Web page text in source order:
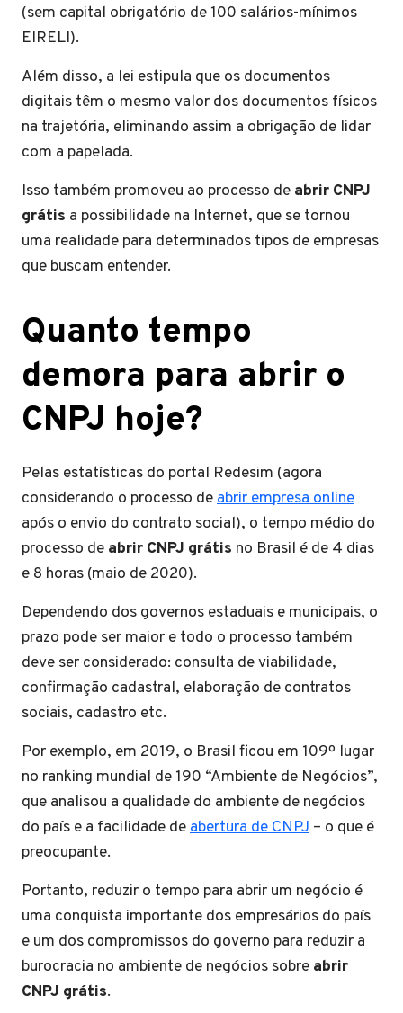
(sem capital obrigatório de 100 salários-mínimos
EIRELI).
Além disso, a lei estipula que os documentos
digitais têm o mesmo valor dos documentos físicos
na trajetória, eliminando assim a obrigação de lidar
com a papelada.
Isso também promoveu ao processo de abrir CNPJ
grátis a possibilidade na Internet, que se tornou
uma realidade para determinados tipos de empresas
que buscam entender.
Quanto tempo
demora para abrir o
CNPJ hoje?
Pelas estatísticas do portal Redesim (agora
considerando o processo deabrir empresa online
após o envio do contrato social), o tempo médio do
processo de abrir CNPJ grátis no Brasil é de 4 dias
e 8 horas (maio de 2020).
Dependendo dos governos estaduais e municipais, o
prazo pode ser maior e todo o processo também
deve ser considerado: consulta de viabilidade,
confirmação cadastral, elaboração de contratos
sociais, cadastro etc.
Por exemplo, em 2019, o Brasil ficou em 109º lugar
no ranking mundial de 190 “Ambiente de Negócios”,
que analisou a qualidade do ambiente de negócios
do país e a facilidade deabertura de CNPJ – o que é
preocupante.
Portanto, reduzir o tempo para abrir um negócio é
uma conquista importante dos empresários do país
e um dos compromissos do governo para reduzir a
burocracia no ambiente de negócios sobre abrir
CNPJ grátis.